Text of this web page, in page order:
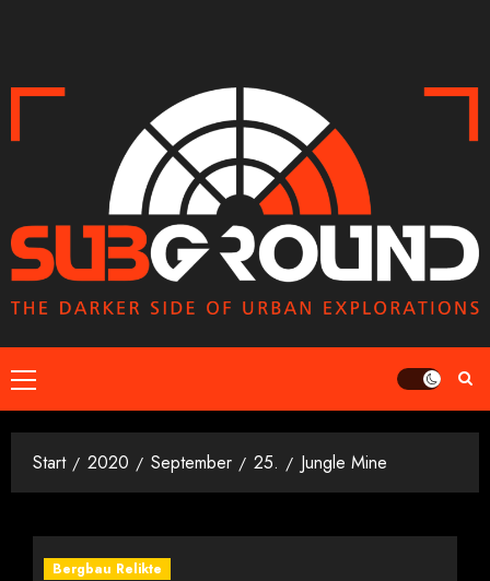
Primäres
Menü
Start 2020 September 25. Jungle Mine
Bergbau Relikte